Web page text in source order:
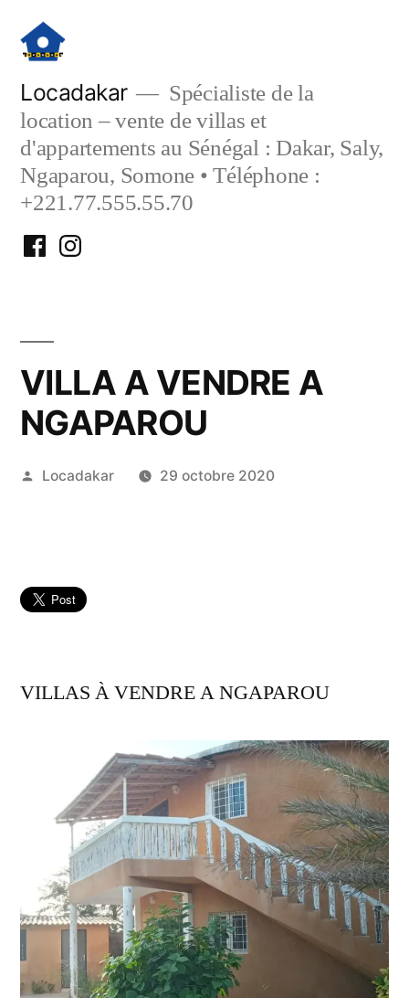
contenu
Locadakar
Spécialiste de la
location – vente de villas et
d'appartements au Sénégal : Dakar, Saly,
Ngaparou, Somone • Téléphone :
+221.77.555.55.70
FacebookInstagram
VILLA A VENDRE A
NGAPAROU
Publié
Locadakar 29 octobre 2020
VILLAS À VENDRE A NGAPAROU